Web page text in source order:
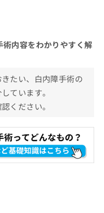
内容をわかりやすく解
たい、白内障手術の
ています。
ください。